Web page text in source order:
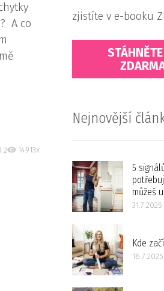
A co
2 14913x
zjistíte v e-booku
Nejnovější
5
můžeš
31.7.2025
Kde
16.7.2025